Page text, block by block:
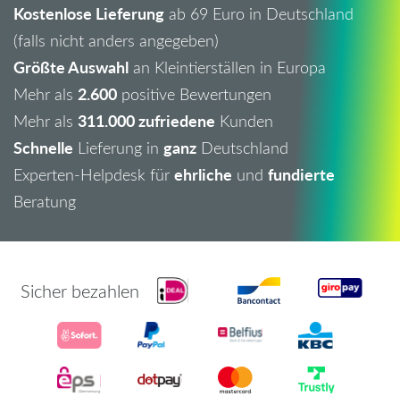
Kostenlose Lieferung ab 69 Euro in Deutschland
(falls nicht anders angegeben)
Größte Auswahl an Kleintierställen in Europa
Mehr als 2.600 positive Bewertungen
Mehr als 311.000 zufriedene Kunden
Schnelle Lieferung in ganz Deutschland
Experten-Helpdesk für ehrliche und fundierte
Beratung
Sicher bezahlen